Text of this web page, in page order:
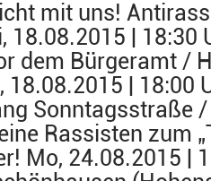
mit uns!
18.08.2015 | 18:30
dem Bürgeramt /
18.08.2015 | 18:00
Sonntagsstraße
Rassisten zum
Mo, 24.08.2015 |